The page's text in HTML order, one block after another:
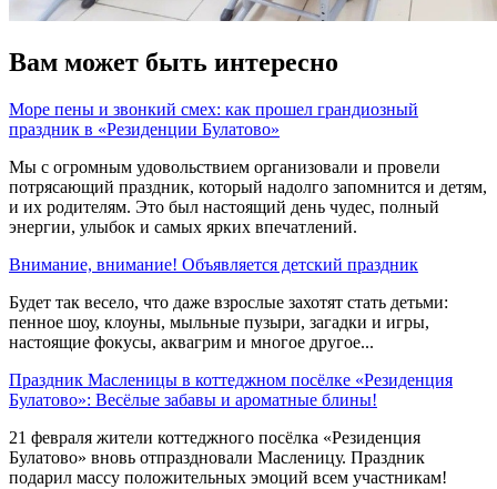
Вам может быть интересно
Море пены и звонкий смех: как прошел грандиозный
праздник в «Резиденции Булатово»
Мы с огромным удовольствием организовали и провели
потрясающий праздник, который надолго запомнится и детям,
и их родителям. Это был настоящий день чудес, полный
энергии, улыбок и самых ярких впечатлений.
Внимание, внимание! Объявляется детский праздник
Будет так весело, что даже взрослые захотят стать детьми:
пенное шоу, клоуны, мыльные пузыри, загадки и игры,
настоящие фокусы, аквагрим и многое другое...
Праздник Масленицы в коттеджном посёлке «Резиденция
Булатово»: Весёлые забавы и ароматные блины!
21 февраля жители коттеджного посёлка «Резиденция
Булатово» вновь отпраздновали Масленицу. Праздник
подарил массу положительных эмоций всем участникам!